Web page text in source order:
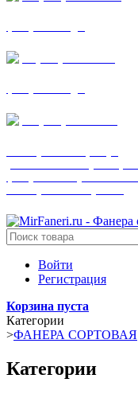
Войти
Регистрация
Корзина пуста
Категории
>ФАНЕРА СОРТОВАЯ
Категории